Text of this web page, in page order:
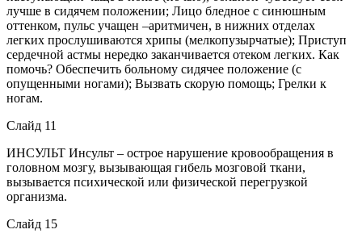
лучше в сидячем положении; Лицо бледное с синюшным
оттенком, пульс учащен –аритмичен, в нижних отделах
легких прослушиваются хрипы (мелкопузырчатые); Приступ
сердечной астмы нередко заканчивается отеком легких. Как
помочь? Обеспечить больному сидячее положение (с
опущенными ногами); Вызвать скорую помощь; Грелки к
ногам.
Слайд 11
ИНСУЛЬТ Инсульт – острое нарушение кровообращения в
головном мозгу, вызывающая гибель мозговой ткани,
вызывается психической или физической перегрузкой
организма.
Слайд 15